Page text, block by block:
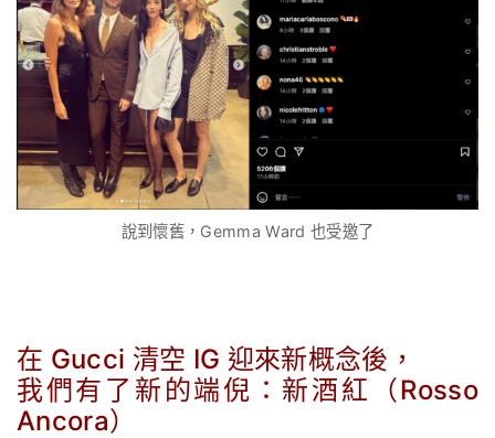
說到懷舊，Gemma Ward 也受邀了
在 Gucci 清空 IG 迎來新概念後，
我們有了新的端倪：新酒紅（Rosso
Ancora）